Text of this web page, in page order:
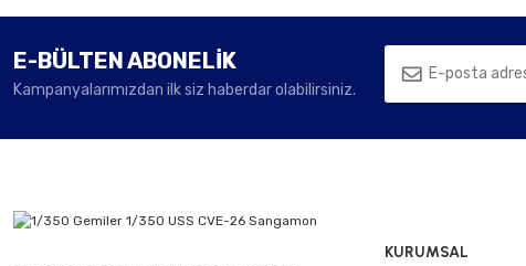
E-BÜLTEN ABONELİK
Kampanyalarımızdan ilk siz haberdar olabilirsiniz.
KURUMSAL